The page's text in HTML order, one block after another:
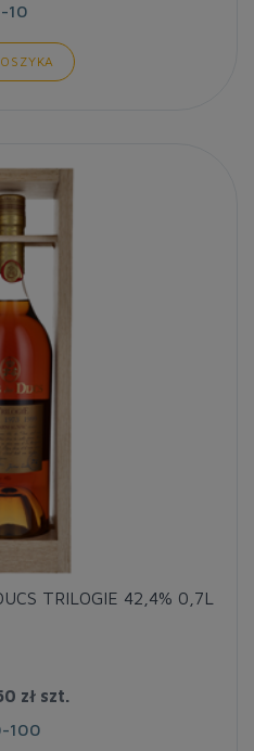
10
TRILOGIE 42,4% 0,7L
złszt.
100